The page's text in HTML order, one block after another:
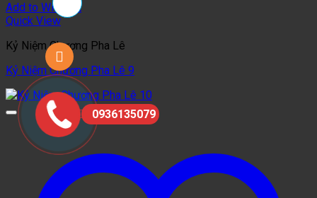
Add to Wishlist
Quick View
Kỷ Niệm Chương Pha Lê
Kỷ Niệm Chương Pha Lê 9
0936135079